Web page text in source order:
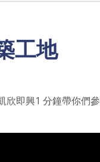
工地
欣即興1 分鐘帶你們參